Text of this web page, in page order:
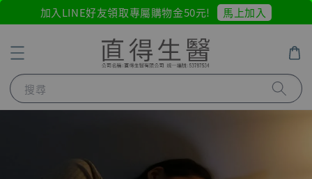
加入LINE好友領取專屬購物金50元! 馬上加入
搜尋